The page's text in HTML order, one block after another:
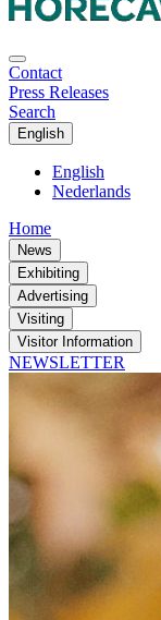
Contact
Press Releases
Search
English
English
Nederlands
Home
News
Exhibiting
Advertising
Visiting
Visitor Information
NEWSLETTER